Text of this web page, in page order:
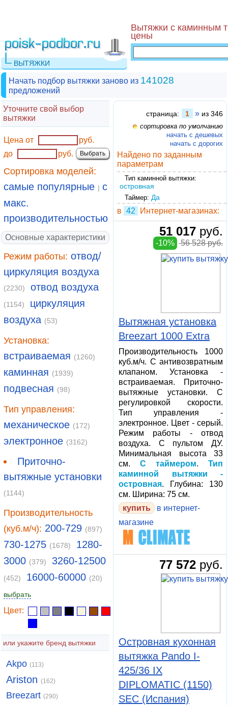
ВЫТЯЖКИ
Вытяжки с каминным
цены
Начать подбор вытяжки заново из 141028
предложений
Уточните свой выбор
вытяжки
Цена от
руб.
до
руб.
Сортировка моделей:
самые популярные | с
макс.
производительностью
Основные характеристики
Режим работы: отвод/
циркуляция воздуха
(2230) отвод воздуха
(1154)
циркуляция
воздуха (53)
Установка:
встраиваемая (1260)
каминная (1939)
подвесная (98)
Тип управления:
механическое (172)
электронное (3162)
Приточно-
вытяжные установки
(1144)
Производительность
(куб.м/ч): 200-729 (897)
730-1275 (1678)
1280-
3000 (379) 3260-12500
(452) 16000-60000 (20)
выбрать
Цвет:
или укажите бренд вытяжки
Akpo(113)
Ariston(162)
Breezart(290)
страница: 1 » из 346
сортировка по умолчанию
начать с дешевых
начать с дорогих
Найдено по заданным
параметрам
Тип каминной вытяжки:
островная
Таймер: Да
в 42 Интернет-магазинах:
51 017 руб.
-10% 56 528 руб.
Вытяжная установка
Breezart 1000 Extra
Производительность 1000
куб.м/ч. С антивозвратным
клапаном. Установка -
встраиваемая. Приточно-
вытяжные установки. С
регулировкой скорости.
Тип управления -
электронное. Цвет - серый.
Режим работы - отвод
воздуха. С пультом ДУ.
Минимальная высота 33
см. С таймером. Тип
каминной вытяжки -
островная. Глубина: 130
см. Ширина: 75 см.
купить
в интернет-
магазине
77 572 руб.
Островная кухонная
вытяжка Pando I-
425/36 IX
DIPLOMATIC (1150)
SEC (Испания)